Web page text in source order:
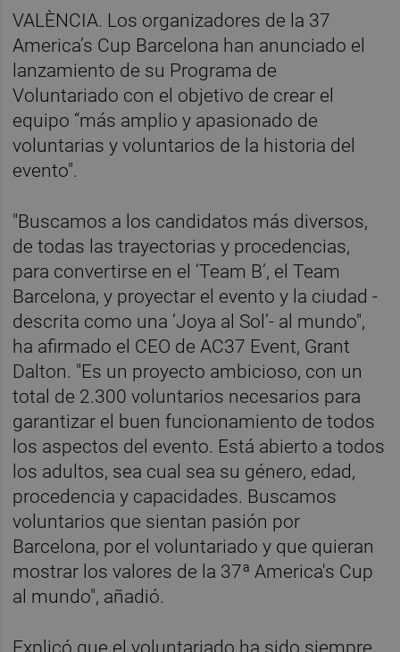
VALÈNCIA. Los organizadores de la 37
America’s Cup Barcelona han anunciado el
lanzamiento de su Programa de
Voluntariado con el objetivo de crear el
equipo “más amplio y apasionado de
voluntarias y voluntarios de la historia del
evento".
"Buscamos a los candidatos más diversos,
de todas las trayectorias y procedencias,
para convertirse en el ‘Team B’, el Team
Barcelona, y proyectar el evento y la ciudad -
descrita como una ‘Joya al Sol’- al mundo",
ha afirmado el CEO de AC37 Event, Grant
Dalton. "Es un proyecto ambicioso, con un
total de 2.300 voluntarios necesarios para
garantizar el buen funcionamiento de todos
los aspectos del evento. Está abierto a todos
los adultos, sea cual sea su género, edad,
procedencia y capacidades. Buscamos
voluntarios que sientan pasión por
Barcelona, por el voluntariado y que quieran
mostrar los valores de la 37ª America's Cup
al mundo", añadió.
Explicó que el voluntariado ha sido siempre